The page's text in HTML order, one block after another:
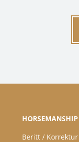
Beritt / Korrektur